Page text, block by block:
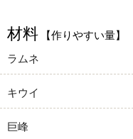
材料
【作りやすい量】
ラムネ
キウイ
巨峰